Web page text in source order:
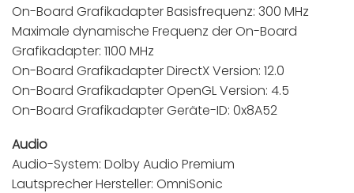
On-Board Grafikadapter Basisfrequenz: 300 MHz
Maximale dynamische Frequenz der On-Board
Grafikadapter: 1100 MHz
On-Board Grafikadapter DirectX Version: 12.0
On-Board Grafikadapter OpenGL Version: 4.5
On-Board Grafikadapter Geräte-ID: 0x8A52
Audio
Audio-System: Dolby Audio Premium
Lautsprecher Hersteller: OmniSonic